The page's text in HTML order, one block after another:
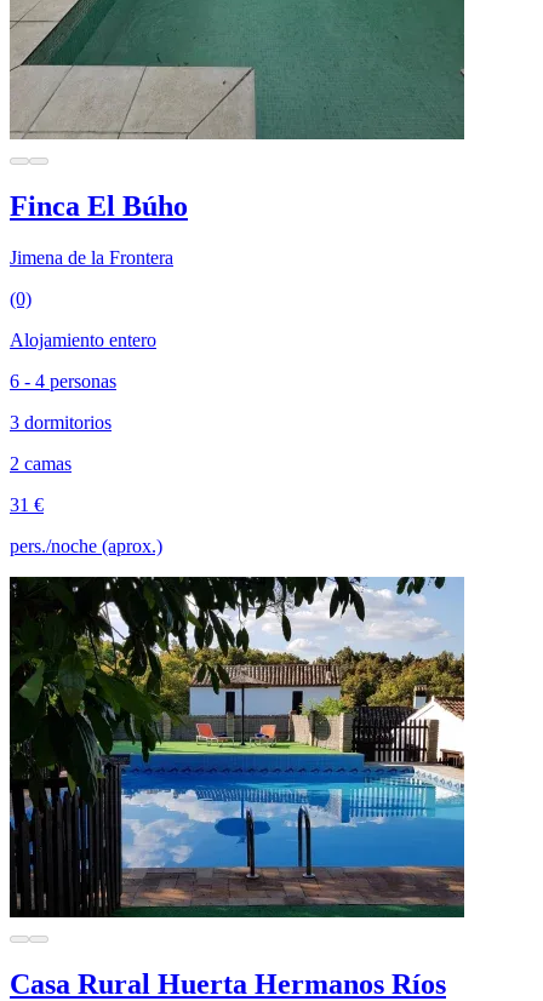
Finca El Búho
Jimena de la Frontera
(0)
Alojamiento entero
6 - 4 personas
3 dormitorios
2 camas
31 €
pers./noche (aprox.)
Casa Rural Huerta Hermanos Ríos